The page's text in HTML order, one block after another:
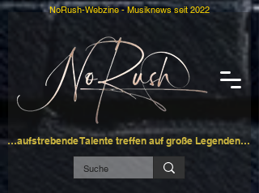
…aufstrebende Talente treffen auf große Legenden…
NoRush-Webzine - Musiknews seit 2022